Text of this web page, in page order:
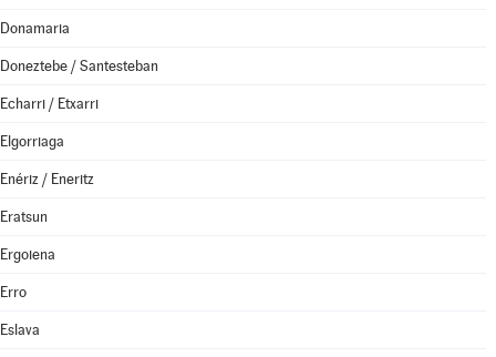
Donamaria
Doneztebe / Santesteban
Echarri / Etxarri
Elgorriaga
Enériz / Eneritz
Eratsun
Ergoiena
Erro
Eslava